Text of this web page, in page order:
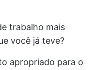
trabalho mais
você já teve?
apropriado para o